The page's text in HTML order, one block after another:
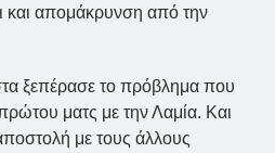
και απομάκρυνση από την
ξεπέρασε το πρόβλημα που
ματς με την Λαμία. Και
με τους άλλους